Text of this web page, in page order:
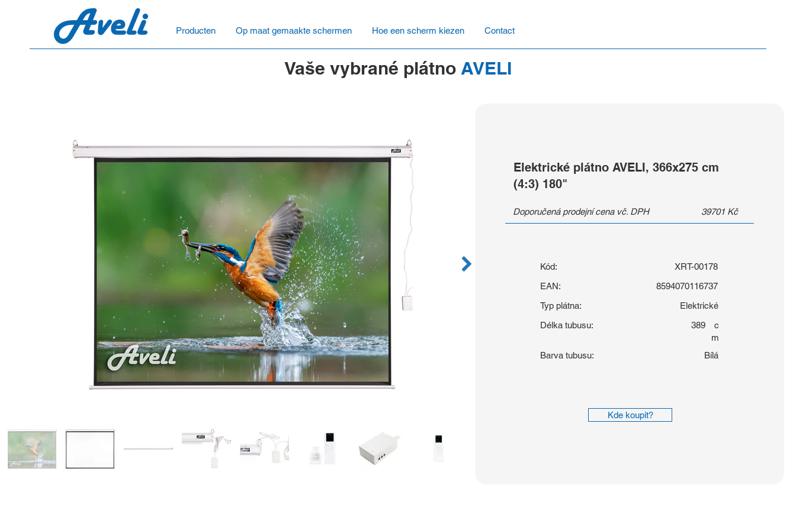
Producten Op maat gemaakte schermen Hoe een scherm kiezen Contact
Vaše vybrané plátno AVELI
Elektrické plátno AVELI, 366x275 cm
(4:3) 180"
Doporučená prodejní cena vč. DPH 39701 Kč
Kód:
XRT-00178
EAN:
8594070116737
Typ plátna:
Elektrické
Délka tubusu:
389
c
m
Barva tubusu:
Bílá
Kde koupit?